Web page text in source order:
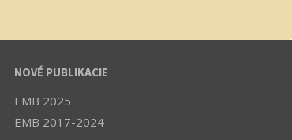
NOVÉ PUBLIKACIE
EMB 2025
EMB 2017-2024